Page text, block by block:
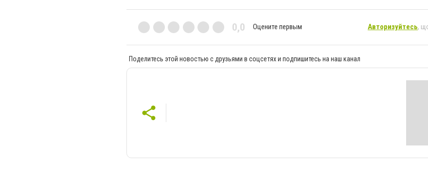
0,0 Оцените первым Авторизуйтесь,
Поделитесь этой новостью с друзьями в соцсетях и подпишитесь на наш канал